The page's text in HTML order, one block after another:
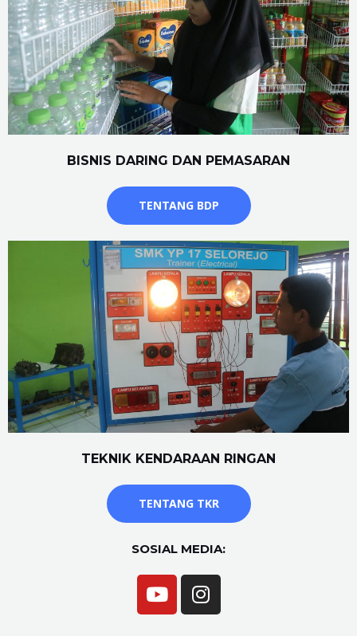
BISNIS DARING DAN PEMASARAN
TENTANG BDP
TEKNIK KENDARAAN RINGAN
TENTANG TKR
SOSIAL MEDIA: